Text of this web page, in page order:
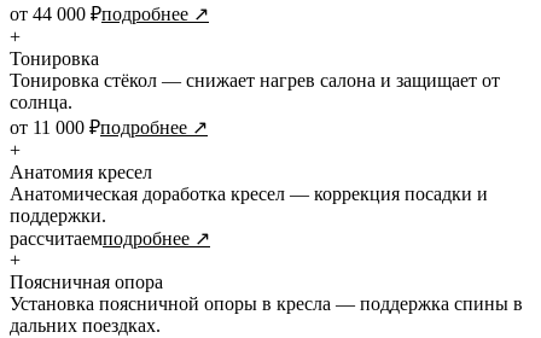
от 44 000 ₽подробнее ↗
+
Тонировка
Тонировка стёкол — снижает нагрев салона и защищает от
солнца.
от 11 000 ₽подробнее ↗
+
Анатомия кресел
Анатомическая доработка кресел — коррекция посадки и
поддержки.
рассчитаемподробнее ↗
+
Поясничная опора
Установка поясничной опоры в кресла — поддержка спины в
дальних поездках.